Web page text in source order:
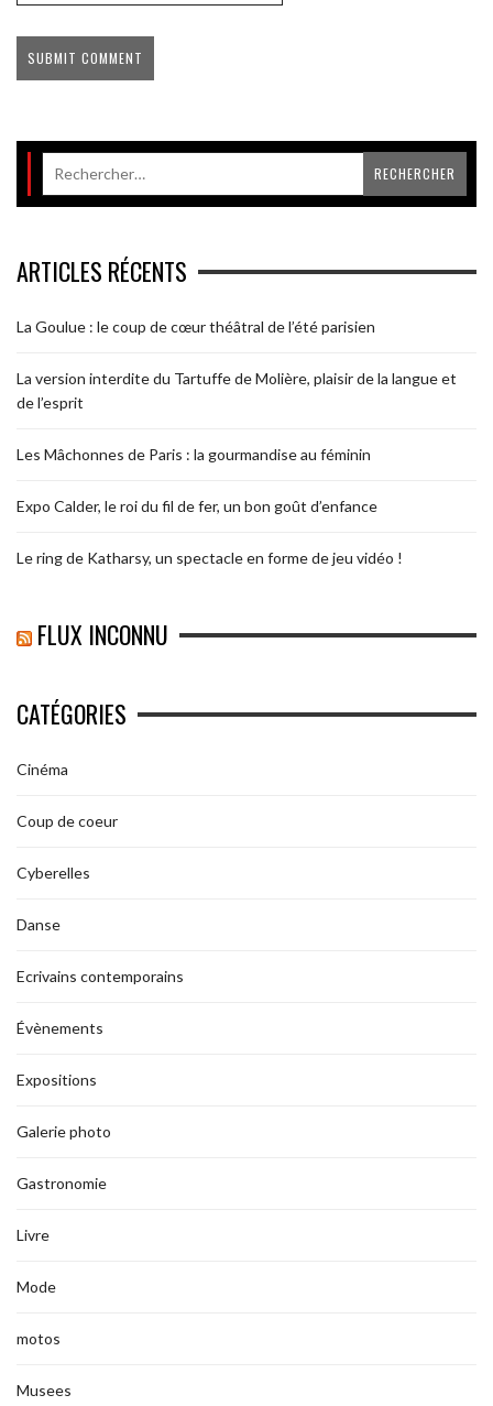
ARTICLES RÉCENTS
La Goulue : le coup de cœur théâtral de l’été parisien
La version interdite du Tartuffe de Molière, plaisir de la langue et
de l’esprit
Les Mâchonnes de Paris : la gourmandise au féminin
Expo Calder, le roi du fil de fer, un bon goût d’enfance
Le ring de Katharsy, un spectacle en forme de jeu vidéo !
FLUX INCONNU
CATÉGORIES
Cinéma
Coup de coeur
Cyberelles
Danse
Ecrivains contemporains
Évènements
Expositions
Galerie photo
Gastronomie
Livre
Mode
motos
Musees